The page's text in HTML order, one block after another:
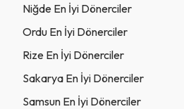
Niğde En İyi Dönerciler
Ordu En İyi Dönerciler
Rize En İyi Dönerciler
Sakarya En İyi Dönerciler
Samsun En İyi Dönerciler